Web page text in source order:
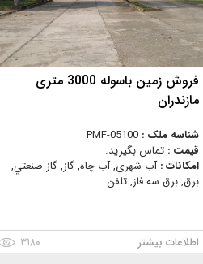
فروش زمین باسوله 3000 متری
مازندران
شناسه ملک : PMF-05100
قیمت : تماس بگیرید.
امکانات :آب شهری, آب چاه, گاز, گاز صنعتي,
برق, برق سه فاز, تلفن
اطلاعات بیشتر ۳۱۸۰